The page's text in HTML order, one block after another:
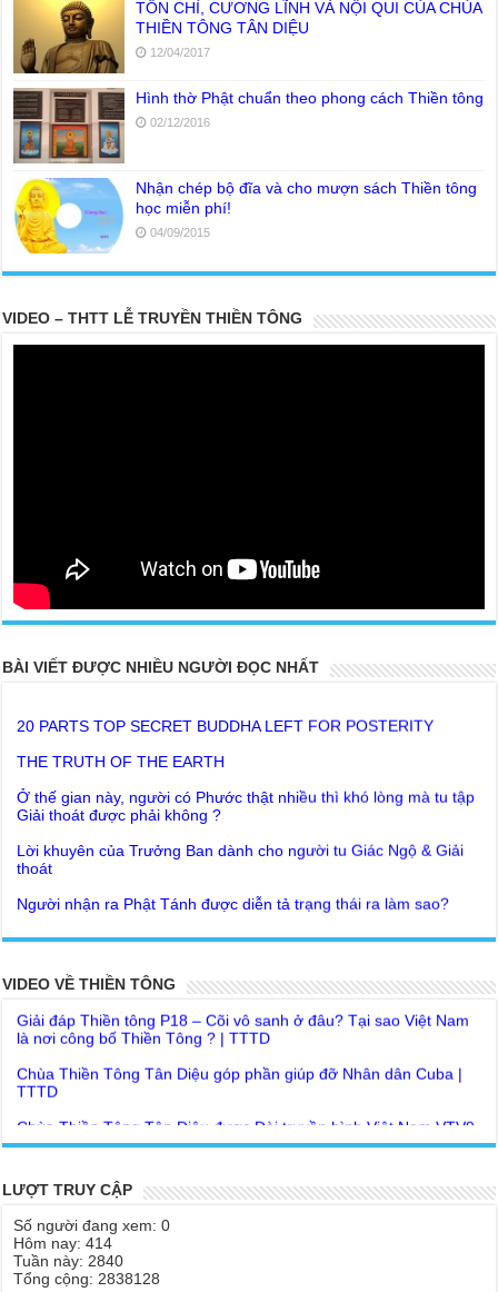
TÔN CHỈ, CƯƠNG LĨNH VÀ NỘI QUI CỦA CHÙA
THIỀN TÔNG TÂN DIỆU
12/04/2017
Hình thờ Phật chuẩn theo phong cách Thiền tông
02/12/2016
Nhận chép bộ đĩa và cho mượn sách Thiền tông
học miễn phí!
04/09/2015
VIDEO – THTT LỄ TRUYỀN THIỀN TÔNG
BÀI VIẾT ĐƯỢC NHIỀU NGƯỜI ĐỌC NHẤT
THE TRUTH OF THE EARTH
Ở thế gian này, người có Phước thật nhiều thì khó lòng mà tu tập
Lời khuyên của Trưởng Ban dành cho người tu Giác Ngộ & Giải
Người nhận ra Phật Tánh được diễn tả trạng thái ra làm sao?
Đức Phật dạy về cách tạo Công Đức và Phước Đức
Như Lai dạy về Lời kỉnh nguyện trước khi ăn cơm
Bất lập văn tự, Giáo ngoại biệt truyền
Như Lai Thanh Tịnh Thiền, Thiền Tông và Tổ Sư thiền là sao?
Lục Diệu Pháp Môn
Tu theo Thiền tông phải bỏ hết sao?
Yếu chỉ Thiền tông, Bí mật Thiền tông là sao?
Đức Phật Hoàng Trần Nhân Tông dạy con trong buổi lễ truyền
Tại sao Ma Vương không làm gì được Đức Phật?
Tinh thần Thiền tông
VIDEO VỀ THIỀN TÔNG
Giải đáp Thiền tông P19 - Ma Vương là ai? Cha để đức cho con?
Giải đáp Thiền tông P18 – Cõi vô sanh ở đâu? Tại sao Việt Nam
Chùa Thiền Tông Tân Diệu góp phần giúp đỡ Nhân dân Cuba |
Chùa Thiền Tông Tân Diệu được Đài truyền hình Việt Nam VTV9
Chùa Thiền Tông Tân Diệu - Phóng sự "Gieo duyên giữa mùa lũ"
Chùa Thiền Tông Tân Diệu được Báo Đài Nghệ An đưa tin giúp
người dân vùng lũ | TTTD
Báo VTV, VOV, An Ninh Thủ Đô đưa tin về chùa Thiền Tông Tân
Diệu
LƯỢT TRUY CẬP
Số người đang xem: 0
Hôm nay: 414
Tuần này: 2840
Tổng cộng: 2838128